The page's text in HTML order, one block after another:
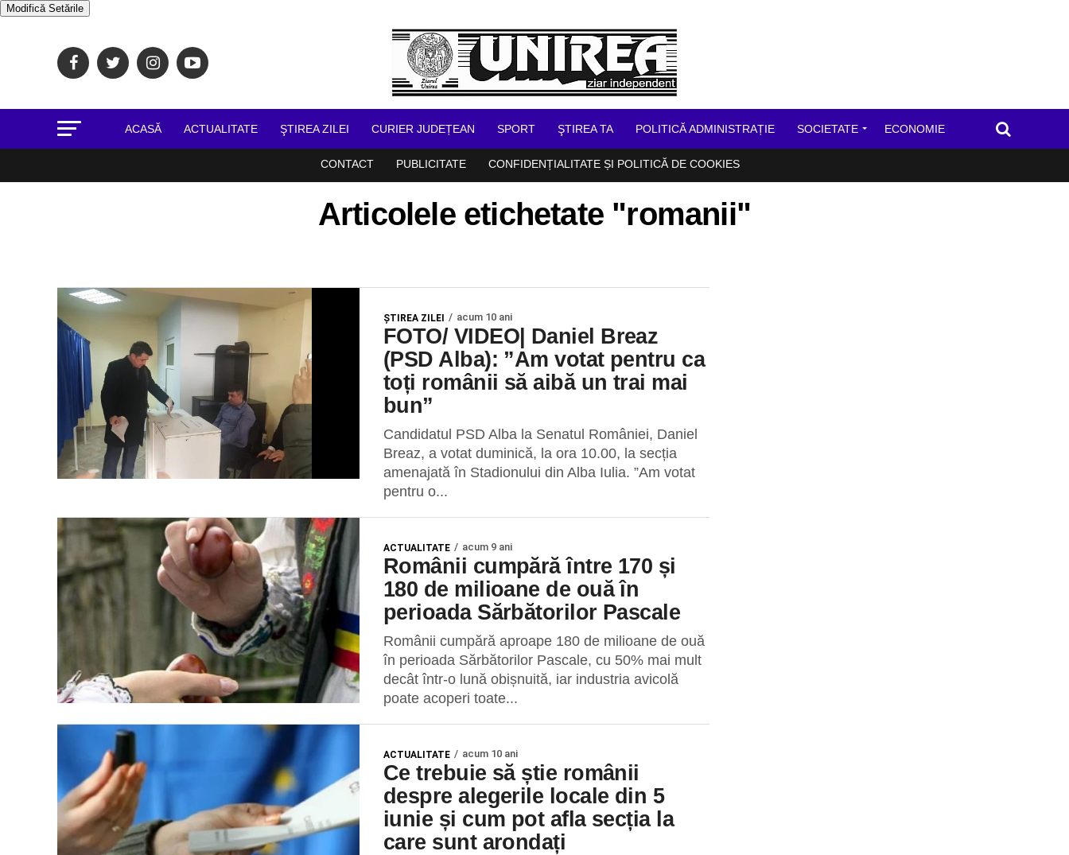
Modifică Setările
ACASĂ ACTUALITATE ŞTIREA ZILEI CURIER JUDEȚEAN SPORT ŞTIREA TA POLITICĂ ADMINISTRAȚIE SOCIETATE ECONOMIE
CONTACT PUBLICITATE CONFIDENȚIALITATE ȘI POLITICĂ DE COOKIES
Articolele etichetate "romanii"
ŞTIREA ZILEI acum 10 ani
FOTO/ VIDEO| Daniel Breaz
(PSD Alba): ”Am votat pentru ca
toți românii să aibă un trai mai
bun”
Candidatul PSD Alba la Senatul României, Daniel
Breaz, a votat duminică, la ora 10.00, la secția
amenajată în Stadionului din Alba Iulia. ”Am votat
pentru o...
ACTUALITATE acum 9 ani
Românii cumpără între 170 și
180 de milioane de ouă în
perioada Sărbătorilor Pascale
Românii cumpără aproape 180 de milioane de ouă
în perioada Sărbătorilor Pascale, cu 50% mai mult
decât într-o lună obișnuită, iar industria avicolă
poate acoperi toate...
ACTUALITATE acum 10 ani
Ce trebuie să știe românii
despre alegerile locale din 5
iunie și cum pot afla secția la
care sunt arondați